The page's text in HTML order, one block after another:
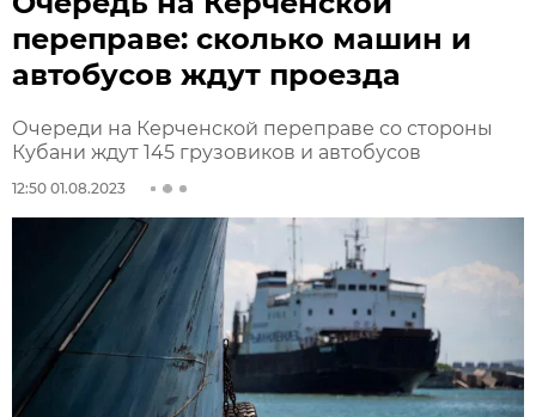
переправе: сколько машин и
автобусов ждут проезда
Очереди на Керченской переправе со стороны
Кубани ждут 145 грузовиков и автобусов
12:50 01.08.2023